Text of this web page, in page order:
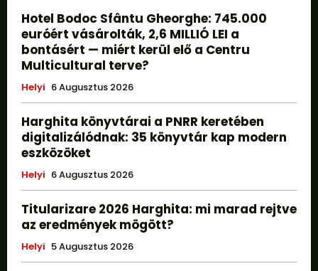
Hotel Bodoc Sfântu Gheorghe: 745.000
euróért vásárolták, 2,6 MILLIÓ LEI a
bontásért — miért kerül elő a Centru
Multicultural terve?
Helyi 6 Augusztus 2026
Harghita könyvtárai a PNRR keretében
digitalizálódnak: 35 könyvtár kap modern
eszközöket
Helyi 6 Augusztus 2026
Titularizare 2026 Harghita: mi marad rejtve
az eredmények mögött?
Helyi 5 Augusztus 2026